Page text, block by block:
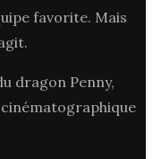
favorite. Mais
dragon Penny,